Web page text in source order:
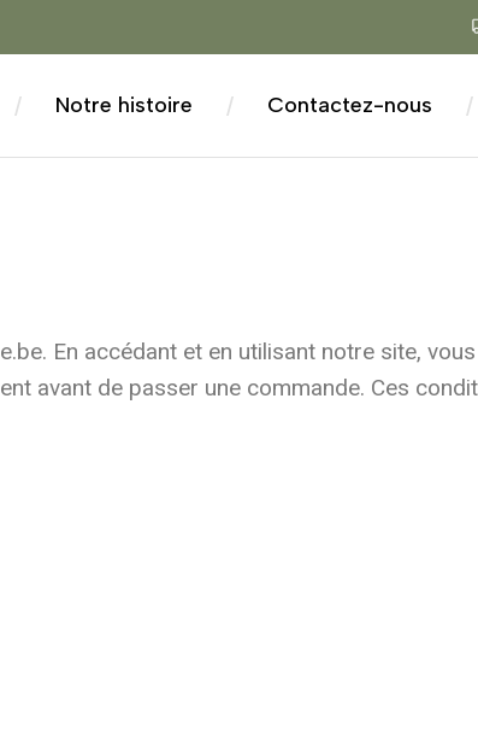
/ Notre histoire / Contactez-nous /
En accédant et en utilisant notre site,
avant de passer une commande. Ces